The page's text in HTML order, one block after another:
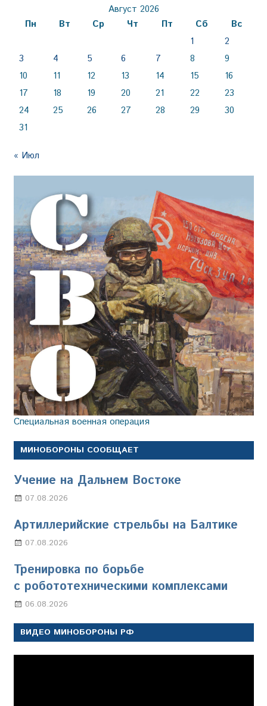
Август 2026
Пн
Вт Ср Чт Пт Сб
Вс
1
2
3
4 5 6 7 8
9
10
11 12 13 14 15
16
17
18 19 20 21 22
23
24
25 26 27 28 29
30
31
« Июл
Специальная военная операция
МИНОБОРОНЫ СООБЩАЕТ
Учение на Дальнем Востоке
07.08.2026
Артиллерийские стрельбы на Балтике
07.08.2026
Тренировка по борьбе
с робототехническими комплексами
06.08.2026
ВИДЕО МИНОБОРОНЫ РФ